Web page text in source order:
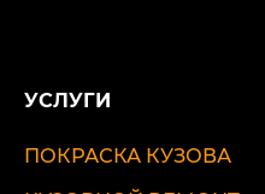
УСЛУГИ
ПОКРАСКА КУЗОВА